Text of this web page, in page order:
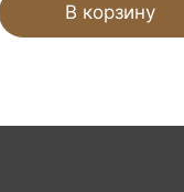
В корзину